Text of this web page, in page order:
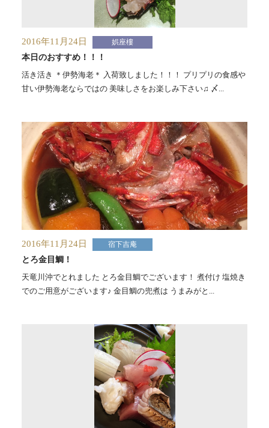
2016年11月24日 娯座樓
本日のおすすめ！！！
活き活き ＊伊勢海老＊ 入荷致しました！！！ プリプリの食感や
甘い伊勢海老ならではの 美味しさをお楽しみ下さい♫ 〆...
2016年11月24日 宿下吉庵
とろ金目鯛！
天竜川沖でとれました とろ金目鯛でございます！ 煮付け 塩焼き
でのご用意がございます♪ 金目鯛の兜煮は うまみがと...